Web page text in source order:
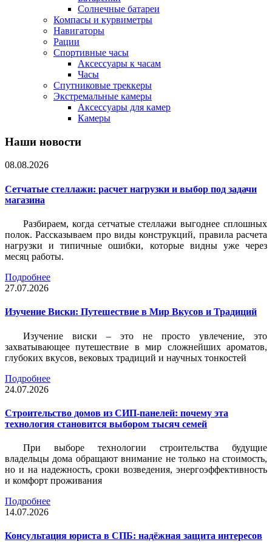
Солнечные батареи
Компасы и курвиметры
Навигаторы
Рации
Спортивные часы
Аксессуары к часам
Часы
Спутниковые треккеры
Экстремальные камеры
Аксессуары для камер
Камеры
Наши новости
08.08.2026
Сетчатые стеллажи: расчет нагрузки и выбор под задачи
магазина
Разбираем, когда сетчатые стеллажи выгоднее сплошных
полок. Рассказываем про виды конструкций, правила расчета
нагрузки и типичные ошибки, которые видны уже через
месяц работы.
Подробнее
27.07.2026
Изучение Виски: Путешествие в Мир Вкусов и Традиций
Изучение виски – это не просто увлечение, это
захватывающее путешествие в мир сложнейших ароматов,
глубоких вкусов, вековых традиций и научных тонкостей
Подробнее
24.07.2026
Строительство домов из СИП-панелей: почему эта
технология становится выбором тысяч семей
При выборе технологии строительства будущие
владельцы дома обращают внимание не только на стоимость,
но и на надежность, сроки возведения, энергоэффективность
и комфорт проживания
Подробнее
14.07.2026
Консультация юриста в СПБ: надёжная защита интересов